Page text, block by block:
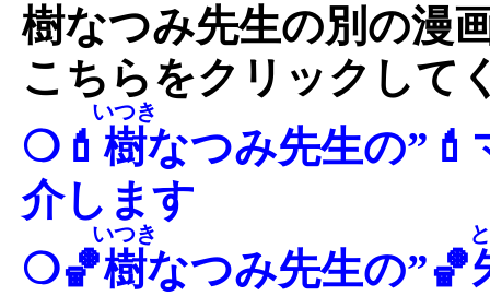
樹なつみ先生の別の漫
こちらをクリックして
❍💄 樹
いつき
なつみ先生の”💄
介します
❍🏀樹
いつき
なつみ先生の”🏀